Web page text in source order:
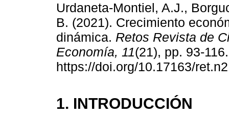
Urdaneta-Montiel, A.J.,
B. (2021). Crecimiento
dinámica. Retos Revista de
Economía, 11(21), pp. 93-116.
https://doi.org/10.17163/
1. INTRODUCCIÓN